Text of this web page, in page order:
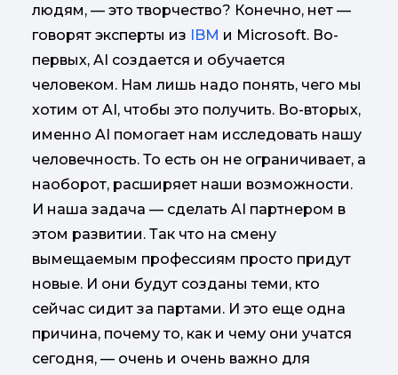
людям, — это творчество? Конечно, нет —
говорят эксперты из IBM и Microsoft. Во-
первых, AI создается и обучается
человеком. Нам лишь надо понять, чего мы
хотим от AI, чтобы это получить. Во-вторых,
именно AI помогает нам исследовать нашу
человечность. То есть он не ограничивает, а
наоборот, расширяет наши возможности.
И наша задача — сделать AI партнером в
этом развитии. Так что на смену
вымещаемым профессиям просто придут
новые. И они будут созданы теми, кто
сейчас сидит за партами. И это еще одна
причина, почему то, как и чему они учатся
сегодня, — очень и очень важно для